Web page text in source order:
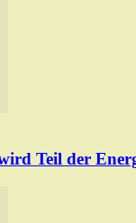
Teil der